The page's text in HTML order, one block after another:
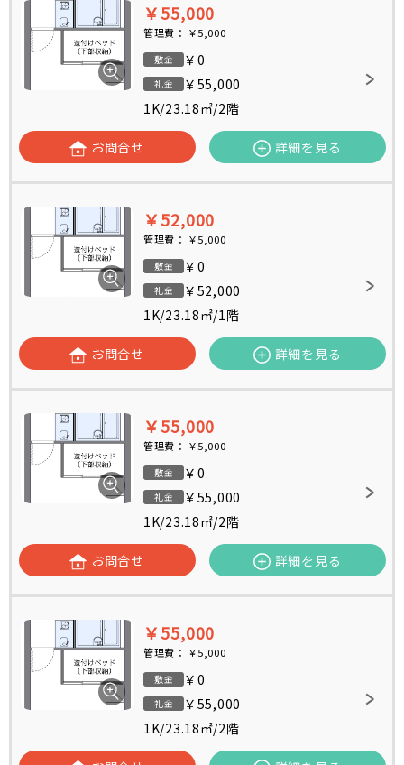
￥55,000
管理費： ￥5,000
敷金 ￥0
礼金
￥55,000
1K/23.18㎡/2階
お問合せ 詳細を見る
￥52,000
管理費： ￥5,000
敷金 ￥0
礼金
￥52,000
1K/23.18㎡/1階
お問合せ 詳細を見る
￥55,000
管理費： ￥5,000
敷金 ￥0
礼金
￥55,000
1K/23.18㎡/2階
お問合せ 詳細を見る
￥55,000
管理費： ￥5,000
敷金 ￥0
礼金
￥55,000
1K/23.18㎡/2階